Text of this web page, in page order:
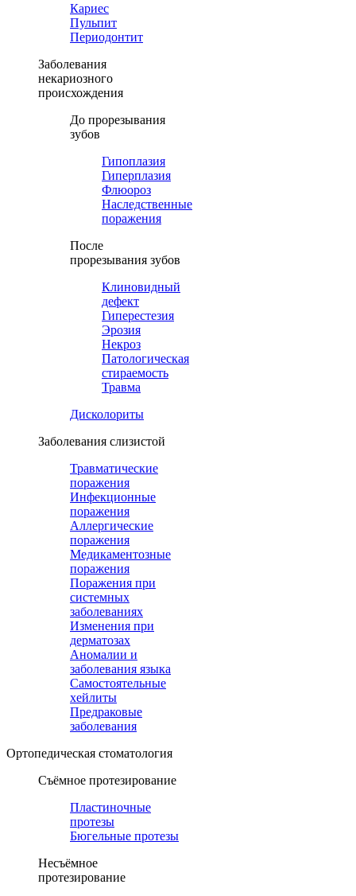
Кариес
Пульпит
Периодонтит
Заболевания
некариозного
происхождения
До прорезывания
зубов
Гипоплазия
Гиперплазия
Флюороз
Наследственные
поражения
После
прорезывания зубов
Клиновидный
дефект
Гиперестезия
Эрозия
Некроз
Патологическая
стираемость
Травма
Дисколориты
Заболевания слизистой
Травматические
поражения
Инфекционные
поражения
Аллергические
поражения
Медикаментозные
поражения
Поражения при
системных
заболеваниях
Изменения при
дерматозах
Аномалии и
заболевания языка
Самостоятельные
хейлиты
Предраковые
заболевания
Ортопедическая cтоматология
Съёмное протезирование
Пластиночные
протезы
Бюгельные протезы
Несъёмное
протезирование